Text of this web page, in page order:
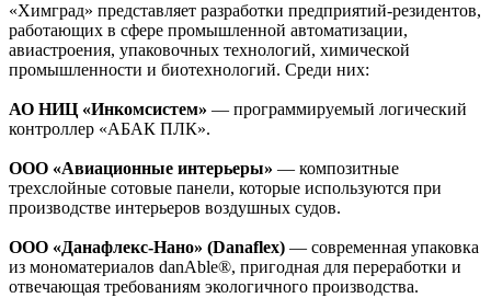
«Химград» представляет разработки предприятий-резидентов,
работающих в сфере промышленной автоматизации,
авиастроения, упаковочных технологий, химической
промышленности и биотехнологий. Среди них:
АО НИЦ «Инкомсистем» — программируемый логический
контроллер «АБАК ПЛК».
ООО «Авиационные интерьеры» — композитные
трехслойные сотовые панели, которые используются при
производстве интерьеров воздушных судов.
ООО «Данафлекс-Нано» (Danaflex) — современная упаковка
из мономатериалов danAble®, пригодная для переработки и
отвечающая требованиям экологичного производства.